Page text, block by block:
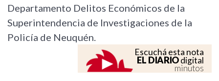
Departamento Delitos Económicos de la
Superintendencia de Investigaciones de la
Policía de Neuquén.
Escuchá esta nota
EL DIARIOdigital
minutos